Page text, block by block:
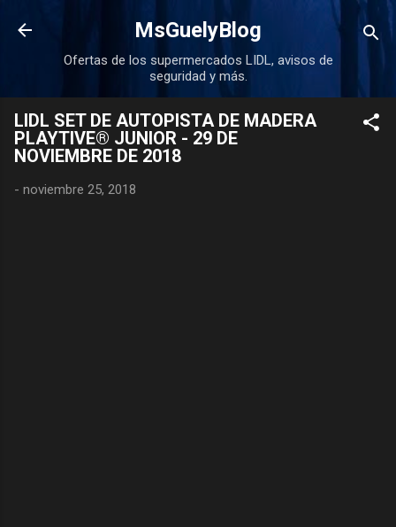
Ir al contenido principal
MsGuelyBlog
Ofertas de los supermercados LIDL, avisos de
seguridad y más.
LIDL SET DE AUTOPISTA DE MADERA
PLAYTIVE® JUNIOR - 29 DE
NOVIEMBRE DE 2018
- noviembre 25, 2018